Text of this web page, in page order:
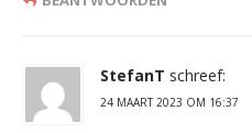
StefanT schreef:
24 MAART 2023 OM 16:37